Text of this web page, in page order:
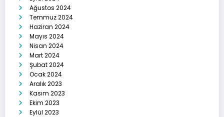
Ağustos 2024
Temmuz 2024
Haziran 2024
Mayıs 2024
Nisan 2024
Mart 2024
Şubat 2024
Ocak 2024
Aralık 2023
Kasım 2023
Ekim 2023
Eylül 2023